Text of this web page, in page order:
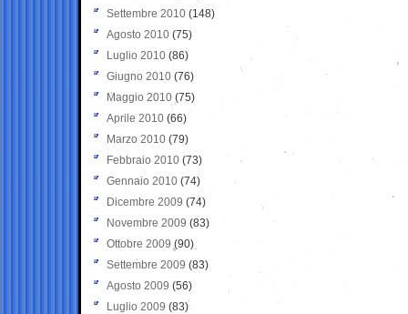
Settembre 2010 (148)
Agosto 2010 (75)
Luglio 2010 (86)
Giugno 2010 (76)
Maggio 2010 (75)
Aprile 2010 (66)
Marzo 2010 (79)
Febbraio 2010 (73)
Gennaio 2010 (74)
Dicembre 2009 (74)
Novembre 2009 (83)
Ottobre 2009 (90)
Settembre 2009 (83)
Agosto 2009 (56)
Luglio 2009 (83)